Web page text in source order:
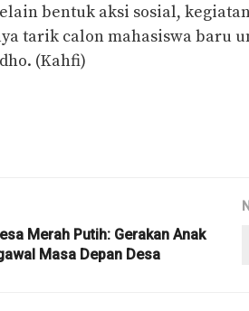
bentuk aksi sosial,
tarik calon mahasiswa baru
(Kahfi)
Merah Putih: Gerakan Anak
Masa Depan Desa